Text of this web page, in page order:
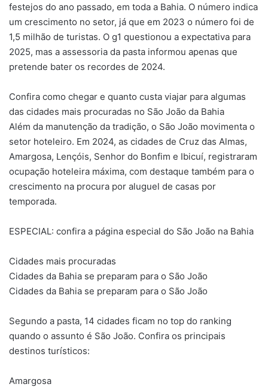
festejos do ano passado, em toda a Bahia. O número indica
um crescimento no setor, já que em 2023 o número foi de
1,5 milhão de turistas. O g1 questionou a expectativa para
2025, mas a assessoria da pasta informou apenas que
pretende bater os recordes de 2024.
Confira como chegar e quanto custa viajar para algumas
das cidades mais procuradas no São João da Bahia
Além da manutenção da tradição, o São João movimenta o
setor hoteleiro. Em 2024, as cidades de Cruz das Almas,
Amargosa, Lençóis, Senhor do Bonfim e Ibicuí, registraram
ocupação hoteleira máxima, com destaque também para o
crescimento na procura por aluguel de casas por
temporada.
ESPECIAL: confira a página especial do São João na Bahia
Cidades mais procuradas
Cidades da Bahia se preparam para o São João
Cidades da Bahia se preparam para o São João
Segundo a pasta, 14 cidades ficam no top do ranking
quando o assunto é São João. Confira os principais
destinos turísticos:
Amargosa